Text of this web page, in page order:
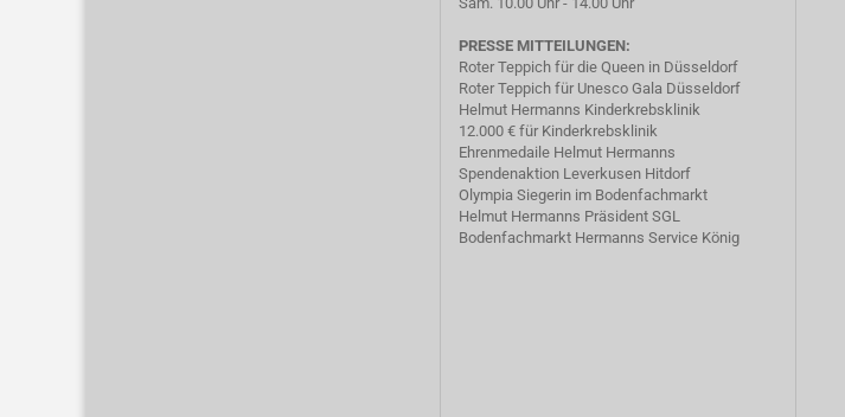
PRESSE MITTEILUNGEN:
Roter Teppich für die Queen in Düsseldorf
Roter Teppich für Unesco Gala Düsseldorf
Helmut Hermanns Kinderkrebsklinik
12.000 € für Kinderkrebsklinik
Ehrenmedaile Helmut Hermanns
Spendenaktion Leverkusen Hitdorf
Olympia Siegerin im Bodenfachmarkt
Helmut Hermanns Präsident SGL
Bodenfachmarkt Hermanns Service König